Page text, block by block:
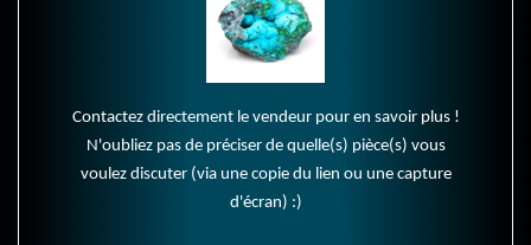
Contactez directement le vendeur pour en savoir plus !
N'oubliez pas de préciser de quelle(s) pièce(s) vous
voulez discuter (via une copie du lien ou une capture
d'écran) :)